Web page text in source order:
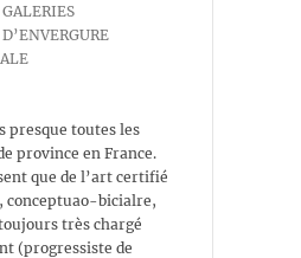
presque toutes les
province en France.
que de l’art certifié
conceptuao-bicialre,
très chargé
(progressiste de